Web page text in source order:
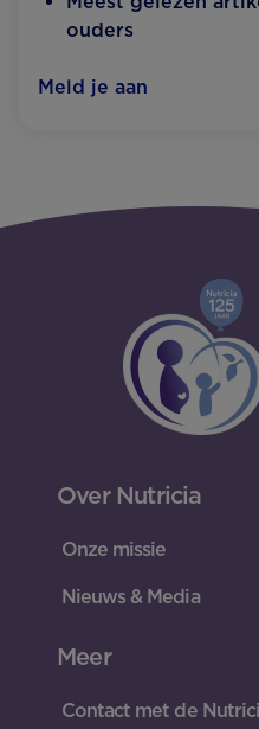
ouders
Meld je aan
Over Nutricia
Onze missie
Nieuws & Media
Meer
Contact met de